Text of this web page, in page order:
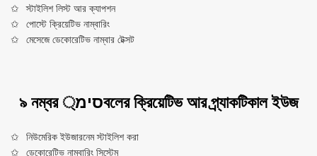
স্টাইলিশ লিস্ট আর ক্যাপশন
পোস্টে ক্রিয়েটিভ নাম্বারিং
মেসেজে ডেকোরেটিভ নাম্বার টেক্সট
৯ নম্বর סימ্বলের ক্রিয়েটিভ আর প্র্যাকটিকাল ইউজ
নিউমেরিক ইউজারনেম স্টাইলিশ করা
ডেকোরেটিভ নাম্বারিং সিস্টেম